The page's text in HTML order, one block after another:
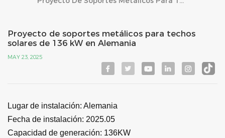
Proyecto de soportes metálicos para techos
solares de 136 kW en Alemania
MAY 23, 2025
Lugar de instalación: Alemania
Fecha de instalación: 2025.05
Capacidad de generación: 136KW